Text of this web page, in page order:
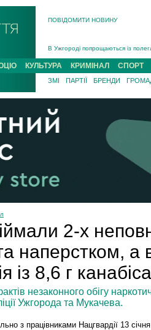
ПОВІДОМИТИ НОВИНУ
В Ужгороді попрощаються із
В Ужгороді 5 серпня
Підтвердили загибель
На війні з рф поліг військовий з
На Хустщині внаслідок ДТП за
Інструктора районного ТЦК на
КУЛЬТУРА КРИМІНАЛ СПОРТ
ЗМІ ПАРТІЇ БРЕНДИ
2-х
наперстком, а
із 8,6 г канабіса
незаконного обігу
Ужгорода та Мукачева.
з працівниками Нацгвардії 13